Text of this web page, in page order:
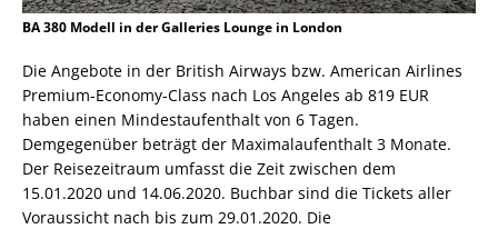
BA 380 Modell in der Galleries Lounge in London
Die Angebote in der British Airways bzw. American Airlines
Premium-Economy-Class nach Los Angeles ab 819 EUR
haben einen Mindestaufenthalt von 6 Tagen.
Demgegenüber beträgt der Maximalaufenthalt 3 Monate.
Der Reisezeitraum umfasst die Zeit zwischen dem
15.01.2020 und 14.06.2020. Buchbar sind die Tickets aller
Voraussicht nach bis zum 29.01.2020. Die